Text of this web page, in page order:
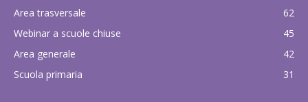
Area trasversale
62
Webinar a scuole chiuse
45
Area generale
42
Scuola primaria
31